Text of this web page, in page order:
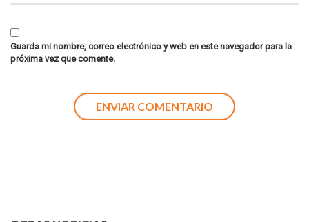
Guarda mi nombre, correo electrónico y web en este navegador para la
próxima vez que comente.